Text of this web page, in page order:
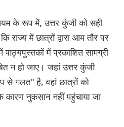
के रूप में, उत्तर कुंजी को सही
राज्य में छात्रों द्वारा आम तौर पर
पाठ्यपुस्तकों में प्रकाशित सामग्री
न हो जाए। जहां उत्तर कुंजी
गलत" है, वहां छात्रों को
कारण नुकसान नहीं पहुंचाया जा